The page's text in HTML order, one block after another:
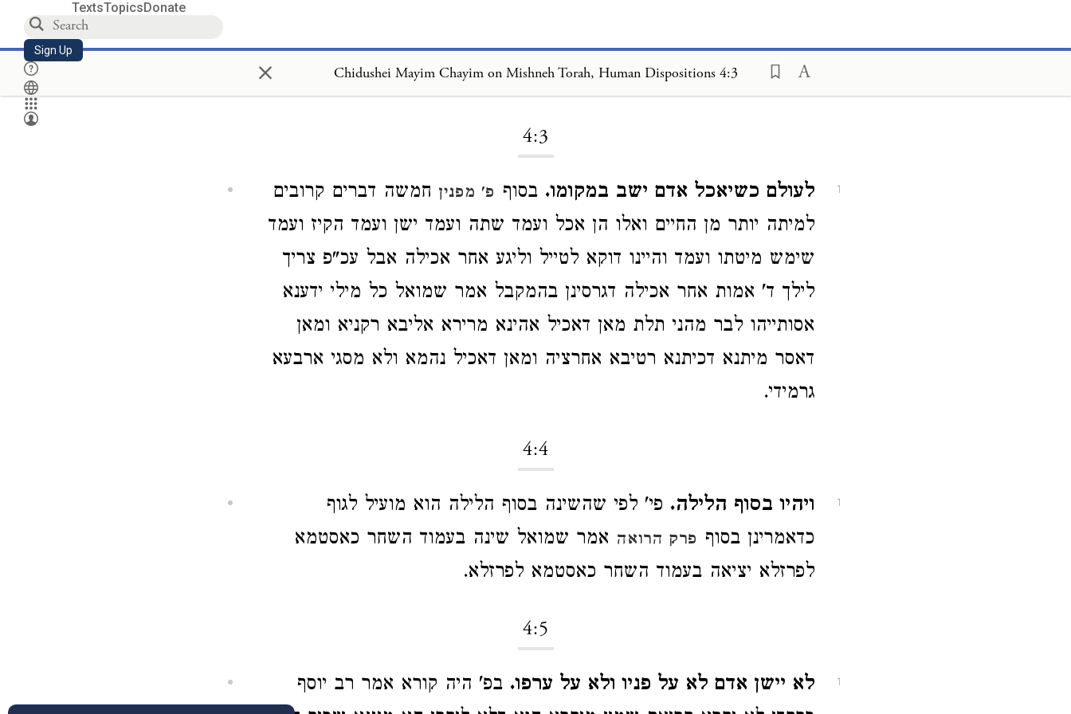
TextsTopicsDonate
Sign Up × Chidushei Mayim Chayim on Mishneh Torah, Human Dispositions 4:3
4:3
1 לעולם כשיאכל אדם ישב במקומו. בסוף פ' מפנין חמשה דברים קרובים
למיתה יותר מן החיים ואלו הן אכל ועמד שתה ועמד ישן ועמד הקיז ועמד
שימש מיטתו ועמד והיינו דוקא לטייל וליגע אחר אכילה אבל עכ"פ צריך
לילך ד' אמות אחר אכילה דגרסינן בהמקבל אמר שמואל כל מילי ידענא
אסותייהו לבר מהני תלת מאן דאכיל אהינא מרירא אליבא רקניא ומאן
דאסר מיתנא דכיתנא רטיבא אחרציה ומאן דאכיל נהמא ולא מסגי ארבעא
גרמידי.
4:4
1 ויהיו בסוף הלילה. פי' לפי שהשינה בסוף הלילה הוא מועיל לגוף
כדאמרינן בסוף פרק הרואה אמר שמואל שינה בעמוד השחר כאסטמא
לפרזלא יציאה בעמוד השחר כאסטמא לפרזלא.
4:5
1 לא יישן אדם לא על פניו ולא על ערפו. בפ' היה קורא אמר רב יוסף